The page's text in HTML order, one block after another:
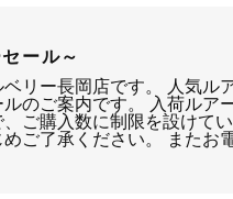
ール～
リー長岡店です。 人気ル
のご案内です。 入荷ルア
ご購入数に制限を設けて
ご了承ください。 またお